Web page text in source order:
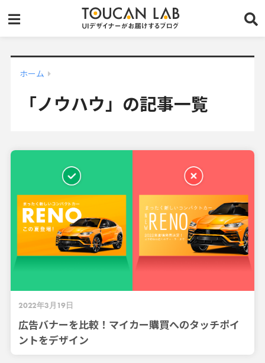
ホーム
「ノウハウ」の記事一覧
2022年3月19日
広告バナーを比較！マイカー購買へのタッチポイ
ントをデザイン